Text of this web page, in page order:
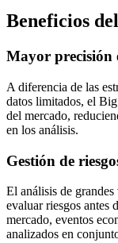
Beneficios
Mayor precisión
A diferencia de las
datos limitados, el
del mercado,
en los análisis.
Gestión de
El análisis de
evaluar riesgos antes
mercado, eventos
analizados en